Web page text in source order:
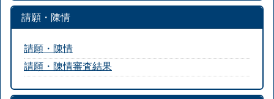
請願・陳情
請願・陳情
請願・陳情審査結果